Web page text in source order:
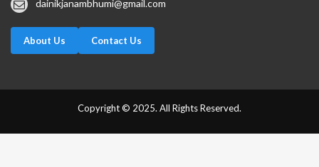
dainikjanambhumi@gmail.com
About Us Contact Us
Copyright © 2025. All Rights Reserved.